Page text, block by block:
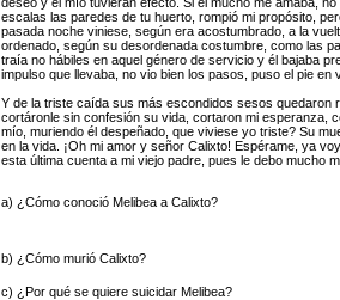
escalas las paredes de tu huerto, rompió mi propósito,
pasada noche viniese, según era acostumbrado, a la
ordenado, según su desordenada costumbre, como las
traía no hábiles en aquel género de servicio y él bajaba
impulso que llevaba, no vio bien los pasos, puso el pie en
Y de la triste caída sus más escondidos sesos
cortáronle sin confesión su vida, cortaron mi esperanza,
mío, muriendo él despeñado, que viviese yo triste? Su
en la vida. ¡Oh mi amor y señor Calixto! Espérame, ya
esta última cuenta a mi viejo padre, pues le debo mucho
a) ¿Cómo conoció Melibea a Calixto?
b) ¿Cómo murió Calixto?
c) ¿Por qué se quiere suicidar Melibea?